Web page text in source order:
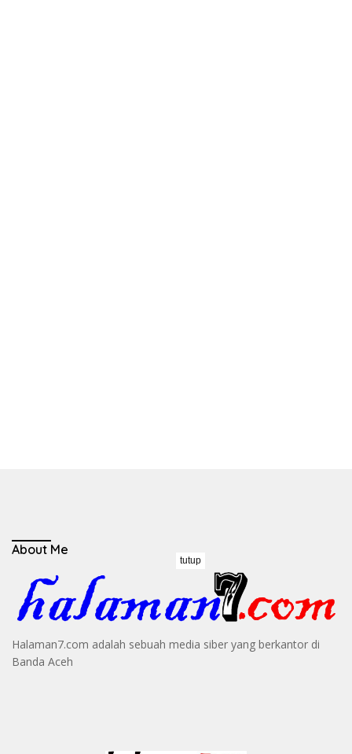
About Me
Halaman7.com adalah sebuah media siber yang berkantor di
Banda Aceh
tutup